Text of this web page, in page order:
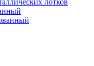
лотков